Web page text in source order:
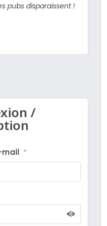
pubs disparaissent !
/
mail *